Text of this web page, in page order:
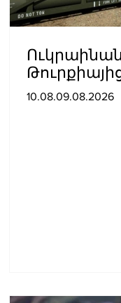
ATACMS
10.08.09.08.2026